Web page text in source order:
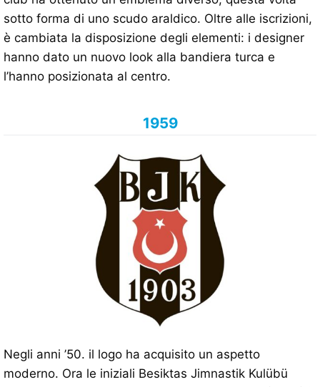
sotto forma di uno scudo araldico. Oltre alle iscrizioni,
è cambiata la disposizione degli elementi: i designer
hanno dato un nuovo look alla bandiera turca e
l’hanno posizionata al centro.
1959
Negli anni ’50. il logo ha acquisito un aspetto
moderno. Ora le iniziali Besiktas Jimnastik Kulübü